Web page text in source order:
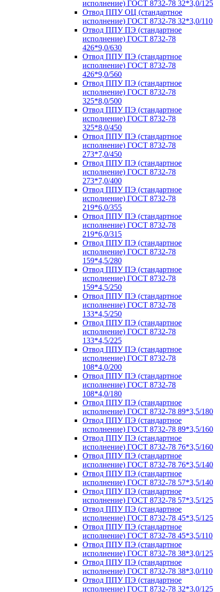
исполнение) ГОСТ 8732-78 32*3,0/125
Отвод ППУ ОЦ (стандартное
исполнение) ГОСТ 8732-78 32*3,0/110
Отвод ППУ ПЭ (стандартное
исполнение) ГОСТ 8732-78
426*9,0/630
Отвод ППУ ПЭ (стандартное
исполнение) ГОСТ 8732-78
426*9,0/560
Отвод ППУ ПЭ (стандартное
исполнение) ГОСТ 8732-78
325*8,0/500
Отвод ППУ ПЭ (стандартное
исполнение) ГОСТ 8732-78
325*8,0/450
Отвод ППУ ПЭ (стандартное
исполнение) ГОСТ 8732-78
273*7,0/450
Отвод ППУ ПЭ (стандартное
исполнение) ГОСТ 8732-78
273*7,0/400
Отвод ППУ ПЭ (стандартное
исполнение) ГОСТ 8732-78
219*6,0/355
Отвод ППУ ПЭ (стандартное
исполнение) ГОСТ 8732-78
219*6,0/315
Отвод ППУ ПЭ (стандартное
исполнение) ГОСТ 8732-78
159*4,5/280
Отвод ППУ ПЭ (стандартное
исполнение) ГОСТ 8732-78
159*4,5/250
Отвод ППУ ПЭ (стандартное
исполнение) ГОСТ 8732-78
133*4,5/250
Отвод ППУ ПЭ (стандартное
исполнение) ГОСТ 8732-78
133*4,5/225
Отвод ППУ ПЭ (стандартное
исполнение) ГОСТ 8732-78
108*4,0/200
Отвод ППУ ПЭ (стандартное
исполнение) ГОСТ 8732-78
108*4,0/180
Отвод ППУ ПЭ (стандартное
исполнение) ГОСТ 8732-78 89*3,5/180
Отвод ППУ ПЭ (стандартное
исполнение) ГОСТ 8732-78 89*3,5/160
Отвод ППУ ПЭ (стандартное
исполнение) ГОСТ 8732-78 76*3,5/160
Отвод ППУ ПЭ (стандартное
исполнение) ГОСТ 8732-78 76*3,5/140
Отвод ППУ ПЭ (стандартное
исполнение) ГОСТ 8732-78 57*3,5/140
Отвод ППУ ПЭ (стандартное
исполнение) ГОСТ 8732-78 57*3,5/125
Отвод ППУ ПЭ (стандартное
исполнение) ГОСТ 8732-78 45*3,5/125
Отвод ППУ ПЭ (стандартное
исполнение) ГОСТ 8732-78 45*3,5/110
Отвод ППУ ПЭ (стандартное
исполнение) ГОСТ 8732-78 38*3,0/125
Отвод ППУ ПЭ (стандартное
исполнение) ГОСТ 8732-78 38*3,0/110
Отвод ППУ ПЭ (стандартное
исполнение) ГОСТ 8732-78 32*3,0/125